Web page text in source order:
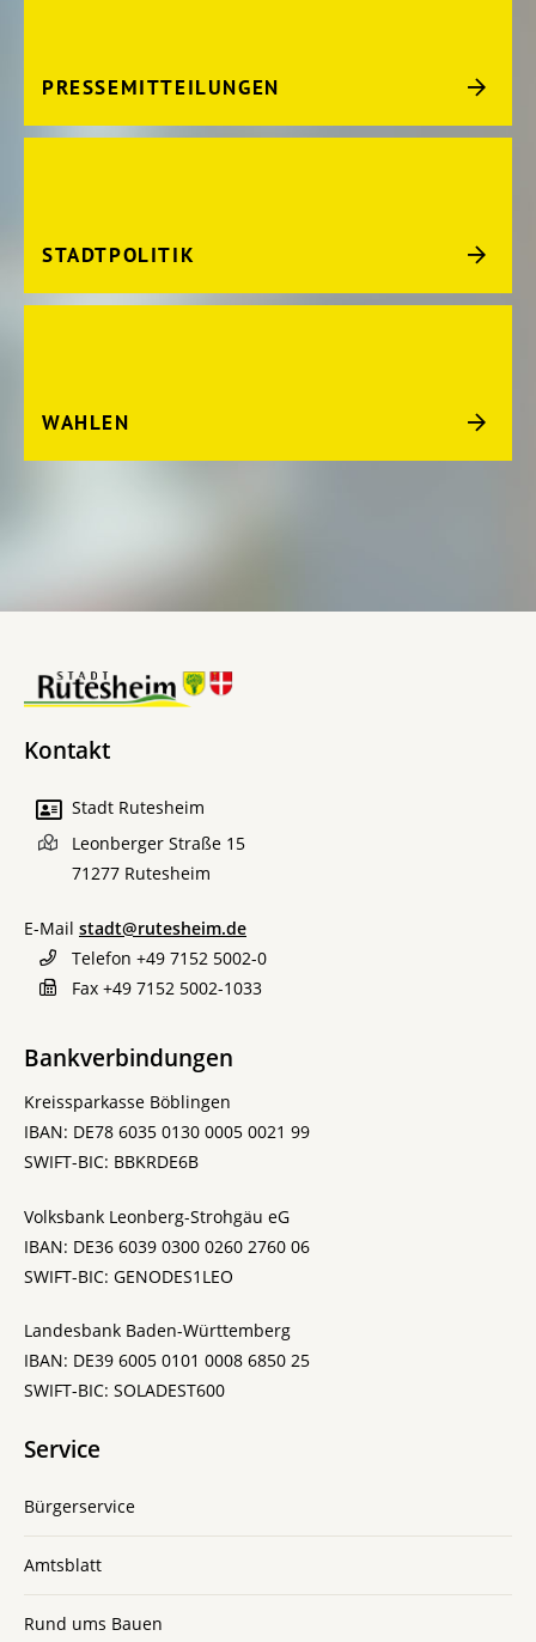
PRESSEMITTEILUNGEN
STADTPOLITIK
WAHLEN
Kontakt
Stadt Rutesheim
Leonberger Straße 15
71277 Rutesheim
E-Mail stadt@rutesheim.de
Telefon +49 7152 5002-0
Fax +49 7152 5002-1033
Bankverbindungen
Kreissparkasse Böblingen
IBAN: DE78 6035 0130 0005 0021 99
SWIFT-BIC: BBKRDE6B
Volksbank Leonberg-Strohgäu eG
IBAN: DE36 6039 0300 0260 2760 06
SWIFT-BIC: GENODES1LEO
Landesbank Baden-Württemberg
IBAN: DE39 6005 0101 0008 6850 25
SWIFT-BIC: SOLADEST600
Service
Bürgerservice
Amtsblatt
Rund ums Bauen